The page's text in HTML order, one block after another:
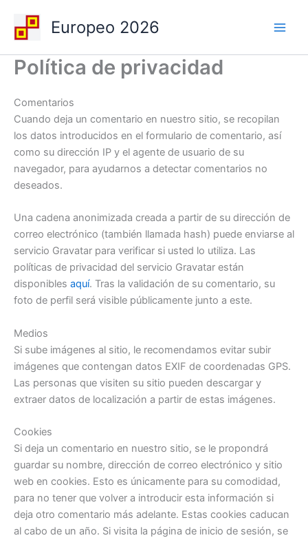
contenido
Europeo 2026
Política de privacidad
Comentarios
Cuando deja un comentario en nuestro sitio, se recopilan
los datos introducidos en el formulario de comentario, así
como su dirección IP y el agente de usuario de su
navegador, para ayudarnos a detectar comentarios no
deseados.
Una cadena anonimizada creada a partir de su dirección de
correo electrónico (también llamada hash) puede enviarse al
servicio Gravatar para verificar si usted lo utiliza. Las
políticas de privacidad del servicio Gravatar están
disponibles aquí. Tras la validación de su comentario, su
foto de perfil será visible públicamente junto a este.
Medios
Si sube imágenes al sitio, le recomendamos evitar subir
imágenes que contengan datos EXIF de coordenadas GPS.
Las personas que visiten su sitio pueden descargar y
extraer datos de localización a partir de estas imágenes.
Cookies
Si deja un comentario en nuestro sitio, se le propondrá
guardar su nombre, dirección de correo electrónico y sitio
web en cookies. Esto es únicamente para su comodidad,
para no tener que volver a introducir esta información si
deja otro comentario más adelante. Estas cookies caducan
al cabo de un año. Si visita la página de inicio de sesión, se